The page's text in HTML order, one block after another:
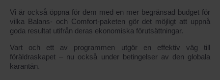
Vi är också öppna för dem med en mer begränsad budget för
vilka Balans- och Comfort-paketen gör det möjligt att uppnå
goda resultat utifrån deras ekonomiska förutsättningar.
Vart och ett av programmen utgör en effektiv väg till
föräldraskapet – nu också under betingelser av den globala
karantän.